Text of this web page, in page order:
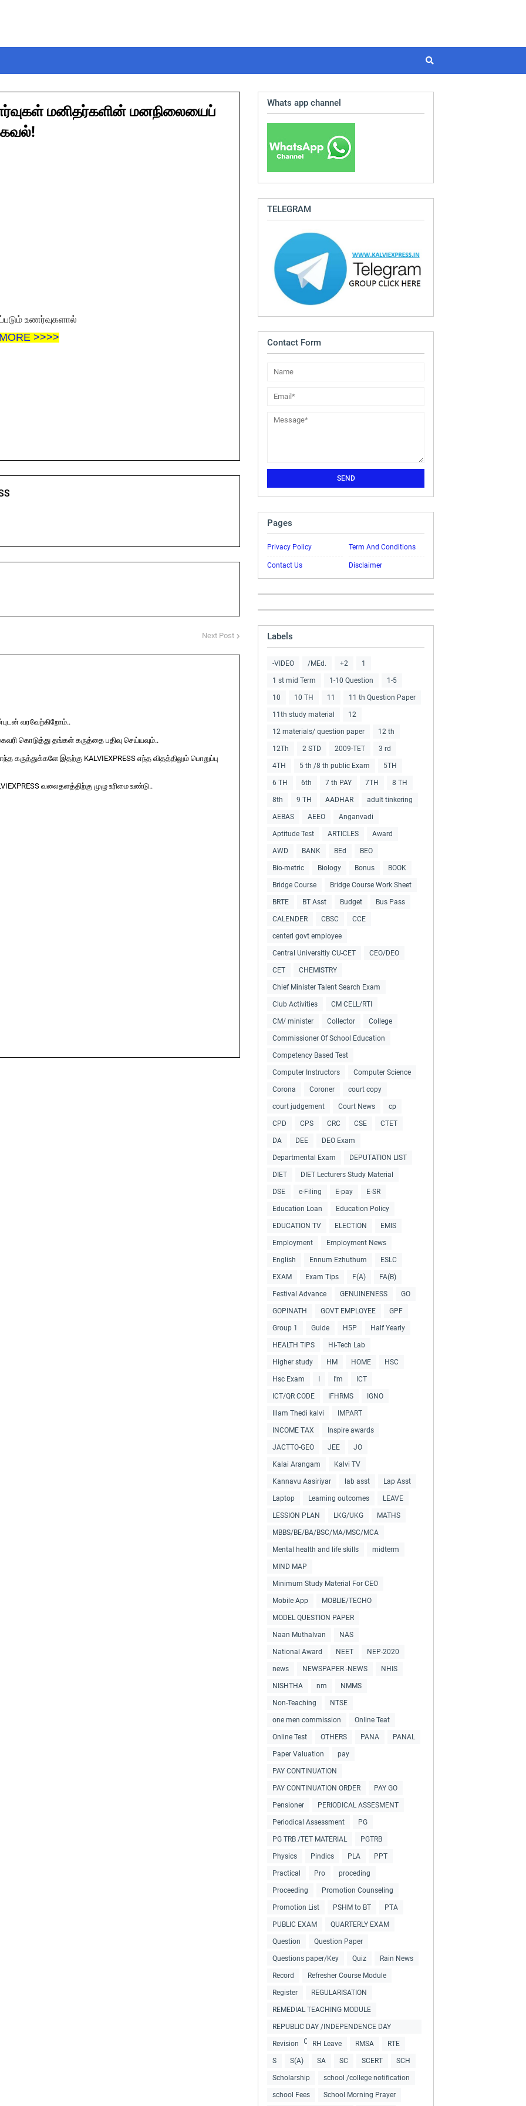
மனிதர்களின் மனநிலையைப்
உணர்வுகளால்
>>>>
Next Post
வரவேற்கிறோம்..
கொடுத்து தங்கள் கருத்தை பதிவு செய்யவும்..
கருத்துக்களே இதற்கு KALVIEXPRESS எந்த விதத்திலும் பொறுப்பு
வலைதளத்திற்கு முழு உரிமை உண்டு..
Whats app channel
TELEGRAM
Contact Form
Pages
Privacy Policy Term And Conditions
Contact Us Disclaimer
Labels
-VIDEO /MEd. +2 1
1 st mid Term 1-10 Question 1-5
10 10 TH 11 11 th Question Paper
11th study material 12
12 materials/ question paper 12 th
12Th 2 STD 2009-TET 3 rd
4TH 5 th /8 th public Exam 5TH
6 TH 6th 7 th PAY 7TH 8 TH
8th 9 TH AADHAR adult tinkering
AEBAS AEEO Anganvadi
Aptitude Test ARTICLES Award
AWD BANK BEd BEO
Bio-metric Biology Bonus BOOK
Bridge Course Bridge Course Work Sheet
BRTE BT Asst Budget Bus Pass
CALENDER CBSC CCE
centerl govt employee
Central Universitiy CU-CET CEO/DEO
CET CHEMISTRY
Chief Minister Talent Search Exam
Club Activities CM CELL/RTI
CM/ minister Collector College
Commissioner Of School Education
Competency Based Test
Computer Instructors Computer Science
Corona Coroner court copy
court judgement Court News cp
CPD CPS CRC CSE CTET
DA DEE DEO Exam
Departmental Exam DEPUTATION LIST
DIET DIET Lecturers Study Material
DSE e-Filing E-pay E-SR
Education Loan Education Policy
EDUCATION TV ELECTION EMIS
Employment Employment News
English Ennum Ezhuthum ESLC
EXAM Exam Tips F(A) FA(B)
Festival Advance GENUINENESS GO
GOPINATH GOVT EMPLOYEE GPF
Group 1 Guide H5P Half Yearly
HEALTH TIPS Hi-Tech Lab
Higher study HM HOME HSC
Hsc Exam I'm ICT
ICT/QR CODE IFHRMS IGNO
Illam Thedi kalvi IMPART
INCOME TAX Inspire awards
JACTTO-GEO JEE JO
Kalai Arangam Kalvi TV
Kannavu Aasiriyar lab asst Lap Asst
Laptop Learning outcomes LEAVE
LESSION PLAN LKG/UKG MATHS
MBBS/BE/BA/BSC/MA/MSC/MCA
Mental health and life skills midterm
MIND MAP
Minimum Study Material For CEO
Mobile App MOBLIE/TECHO
MODEL QUESTION PAPER
Naan Muthalvan NAS
National Award NEET NEP-2020
news NEWSPAPER -NEWS NHIS
NISHTHA nm NMMS
Non-Teaching NTSE
one men commission Online Teat
Online Test OTHERS PANA PANAL
Paper Valuation pay
PAY CONTINUATION
PAY CONTINUATION ORDER PAY GO
Pensioner PERIODICAL ASSESMENT
Periodical Assessment PG
PG TRB /TET MATERIAL PGTRB
Physics Pindics PLA PPT
Practical Pro proceding
Proceeding Promotion Counseling
Promotion List PSHM to BT PTA
PUBLIC EXAM QUARTERLY EXAM
Question Question Paper
Questions paper/Key Quiz Rain News
Record Refresher Course Module
Register REGULARISATION
REMEDIAL TEACHING MODULE
REPUBLIC DAY /INDEPENDENCE DAY
COLLECTIONS
Revision RH Leave RMSA RTE
S S(A) SA SC SCERT SCH
Scholarship school /college notification
school Fees School Morning Prayer